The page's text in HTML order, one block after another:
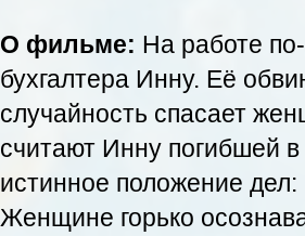
О фильме: На работе
бухгалтера Инну. Её
случайность спасает
считают Инну погибшей
истинное положение
Женщине горько